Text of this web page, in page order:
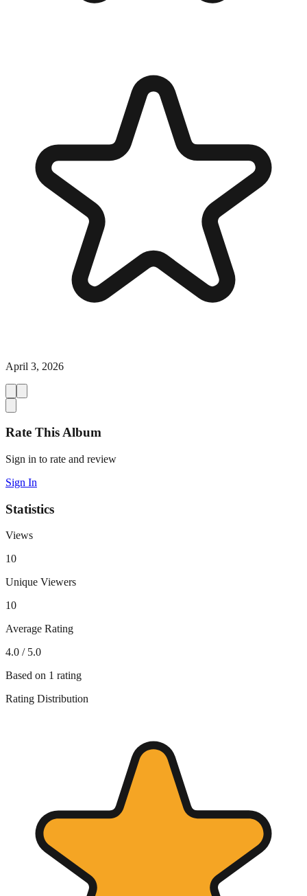
April 3, 2026
Rate This Album
Sign in to rate and review
Sign In
Statistics
Views
10
Unique Viewers
10
Average Rating
4.0 / 5.0
Based on 1 rating
Rating Distribution